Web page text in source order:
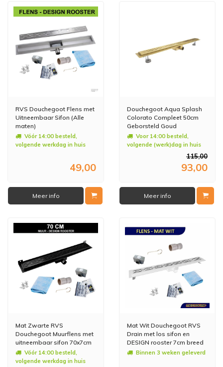
RVS Douchegoot Flens met
Uitneembaar Sifon (Alle
maten)
Vóór 14:00 besteld,
volgende werkdag in huis
49,00
Meer info
Douchegoot Aqua Splash
Colorato Compleet 50cm
Geborsteld Goud
Voor 14:00 besteld,
volgende (werk)dag in huis
115,00
93,00
Meer info
Mat Zwarte RVS
Douchegoot Muurflens met
uitneembaar sifon 70x7cm
6,7cm diep Mat Zwart
Vóór 14:00 besteld,
volgende werkdag in huis
Mat Wit Douchegoot RVS
Drain met los sifon en
DESIGN rooster 7cm breed
(30 t/m 200cm)
Binnen 3 weken geleverd